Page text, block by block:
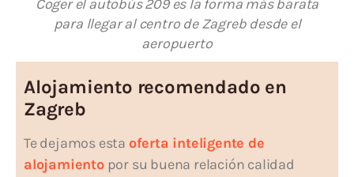
Coger el autobús 209 es la forma más barata
para llegar al centro de Zagreb desde el
aeropuerto
Alojamiento recomendado en
Zagreb
Te dejamos esta oferta inteligente de
alojamiento por su buena relación calidad